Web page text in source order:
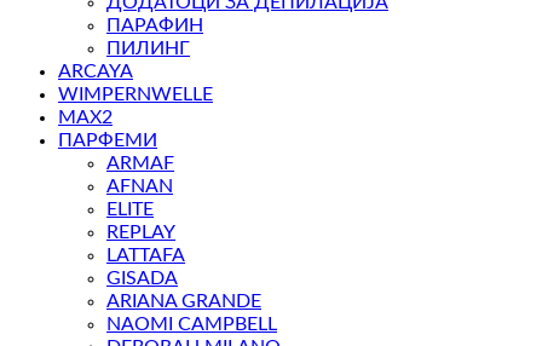
ПАРАФИН
ПИЛИНГ
ARCAYA
WIMPERNWELLE
MAX2
ПАРФЕМИ
ARMAF
AFNAN
ELITE
REPLAY
LATTAFA
GISADA
ARIANA GRANDE
NAOMI CAMPBELL